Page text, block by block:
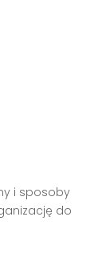
i sposoby
do